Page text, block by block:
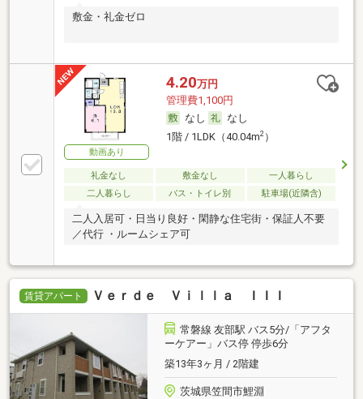
敷金・礼金ゼロ
動画あり
4.20万円
管理費1,100円
なし
なし
1階 / 1LDK（40.04m2）
礼金なし 敷金なし
一人暮らし
二人暮らし
バス・トイレ別 駐車場(近隣含)
二人入居可・日当り良好・閑静な住宅街・保証人不要
／代行 ・ルームシェア可
賃貸アパート Ｖｅｒｄｅ Ｖｉｌｌａ ＩＩＩ
常磐線 友部駅 バス5分/「アフタ
ーケアー」バス停 停歩6分
築13年3ヶ月 / 2階建
茨城県笠間市鯉淵